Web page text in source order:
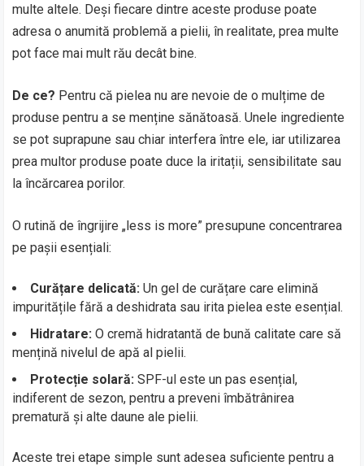
multe altele. Deși fiecare dintre aceste produse poate
adresa o anumită problemă a pielii, în realitate, prea multe
pot face mai mult rău decât bine.
De ce? Pentru că pielea nu are nevoie de o mulțime de
produse pentru a se menține sănătoasă. Unele ingrediente
se pot suprapune sau chiar interfera între ele, iar utilizarea
prea multor produse poate duce la iritații, sensibilitate sau
la încărcarea porilor.
O rutină de îngrijire „less is more” presupune concentrarea
pe pașii esențiali:
Curățare delicată: Un gel de curățare care elimină
impuritățile fără a deshidrata sau irita pielea este esențial.
Hidratare: O cremă hidratantă de bună calitate care să
mențină nivelul de apă al pielii.
Protecție solară: SPF-ul este un pas esențial,
indiferent de sezon, pentru a preveni îmbătrânirea
prematură și alte daune ale pielii.
Aceste trei etape simple sunt adesea suficiente pentru a